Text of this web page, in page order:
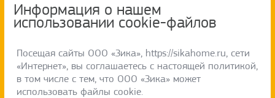
Информация о нашем
использовании cookie-файлов
Посещая сайты ООО «Зика», https://sikahome.ru, сети
«Интернет», вы соглашаетесь с настоящей политикой,
в том числе с тем, что ООО «Зика» может
использовать файлы cookie.